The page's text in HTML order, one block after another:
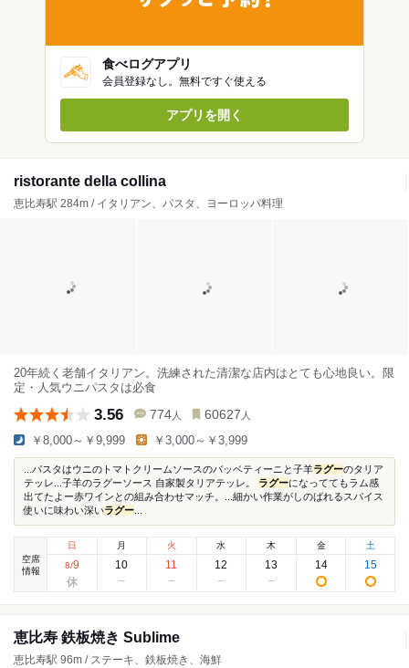
食べログアプリ
会員登録なし。無料ですぐ使える
アプリを開く
ristorante della collina
恵比寿駅 284m / イタリアン、パスタ、ヨーロッパ料理
20年続く老舗イタリアン。洗練された清潔な店内はとても心地良い。限
定・人気ウニパスタは必食
3.56 774 人 60627 人
￥8,000～￥9,999 ￥3,000～￥3,999
...パスタはウニのトマトクリームソースのバッベティーニと子羊ラグーのタリア
テッレ...子羊のラグーソース 自家製タリアテッレ。 ラグーになっててもラム感
出てたよー赤ワインとの組み合わせマッチ。...細かい作業がしのばれるスパイス
使いに味わい深いラグー
空席
情報
日
8/9
月
10
火
11
水
12
木
13
金
14
土
15
恵比寿 鉄板焼き Sublime
恵比寿駅 96m / ステーキ、鉄板焼き、海鮮